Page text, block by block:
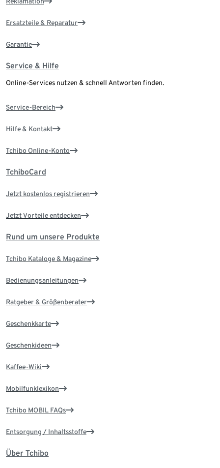
Ersatzteile & Reparatur
Garantie
Service & Hilfe
Online-Services nutzen & schnell Antworten finden.
Service-Bereich
Hilfe & Kontakt
Tchibo Online-Konto
TchiboCard
Jetzt kostenlos registrieren
Jetzt Vorteile entdecken
Rund um unsere Produkte
Tchibo Kataloge & Magazine
Bedienungsanleitungen
Ratgeber & Größenberater
Geschenkkarte
Geschenkideen
Kaffee-Wiki
Mobilfunklexikon
Tchibo MOBIL FAQs
Entsorgung / Inhaltsstoffe
Über Tchibo